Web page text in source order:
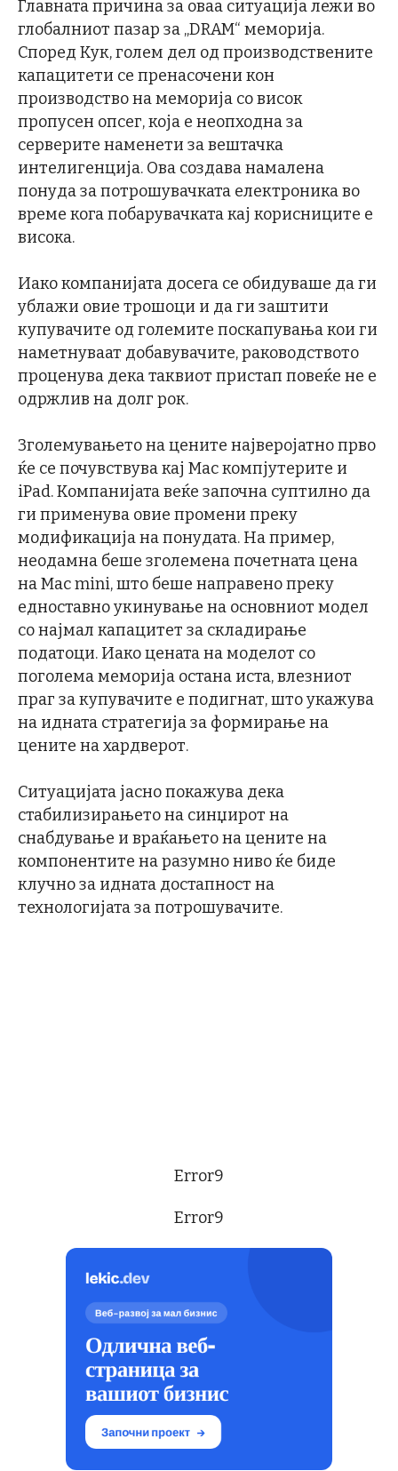
Главната причина за оваа ситуација лежи во
глобалниот пазар за „DRAM“ меморија.
Според Кук, голем дел од производствените
капацитети се пренасочени кон
производство на меморија со висок
пропусен опсег, која е неопходна за
серверите наменети за вештачка
интелигенција. Ова создава намалена
понуда за потрошувачката електроника во
време кога побарувачката кај корисниците е
висока.
Иако компанијата досега се обидуваше да ги
ублажи овие трошоци и да ги заштити
купувачите од големите поскапувања кои ги
наметнуваат добавувачите, раководството
проценува дека таквиот пристап повеќе не е
одржлив на долг рок.
Зголемувањето на цените најверојатно прво
ќе се почувствува кај Mac компјутерите и
iPad. Компанијата веќе започна суптилно да
ги применува овие промени преку
модификација на понудата. На пример,
неодамна беше зголемена почетната цена
на Mac mini, што беше направено преку
едноставно укинување на основниот модел
со најмал капацитет за складирање
податоци. Иако цената на моделот со
поголема меморија остана иста, влезниот
праг за купувачите е подигнат, што укажува
на идната стратегија за формирање на
цените на хардверот.
Ситуацијата јасно покажува дека
стабилизирањето на синџирот на
снабдување и враќањето на цените на
компонентите на разумно ниво ќе биде
клучно за идната достапност на
технологијата за потрошувачите.
Error9
Error9